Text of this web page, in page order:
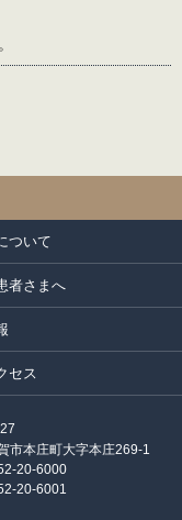
ついて
者さまへ
セス
市本庄町大字本庄269-1
20-6000
20-6001